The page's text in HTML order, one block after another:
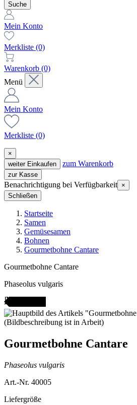
Suche
Mein Konto
Merkliste (0)
Warenkorb (0)
Menü
Mein Konto
Merkliste (0)
×
weiter Einkaufen
zum Warenkorb
zur Kasse
Benachrichtigung bei Verfügbarkeit ×
Schließen
Startseite
Samen
Gemüsesamen
Bohnen
Gourmetbohne Cantare
Gourmetbohne Cantare
Phaseolus vulgaris
Gourmetbohne Cantare
Phaseolus vulgaris
Art.-Nr. 40005
Liefergröße